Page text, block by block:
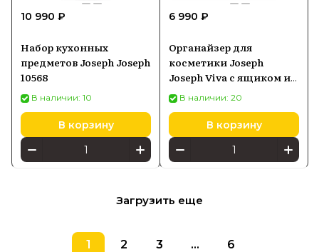
10 990 ₽
Набор кухонных
предметов Joseph Joseph
10568
В наличии: 10
В корзину
6 990 ₽
Органайзер для
косметики Joseph
Joseph Viva с ящиком и
зеркалом (75005)
В наличии: 20
В корзину
Загрузить еще
1 2 3 ... 6